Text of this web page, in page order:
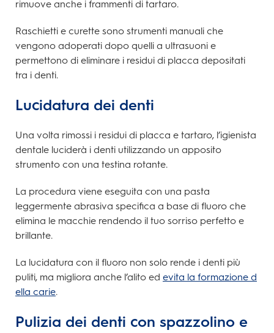
rimuove anche i frammenti di tartaro.
Raschietti e curette sono strumenti manuali che
vengono adoperati dopo quelli a ultrasuoni e
permettono di eliminare i residui di placca depositati
tra i denti.
Lucidatura dei denti
Una volta rimossi i residui di placca e tartaro, l’igienista
dentale luciderà i denti utilizzando un apposito
strumento con una testina rotante.
La procedura viene eseguita con una pasta
leggermente abrasiva specifica a base di fluoro che
elimina le macchie rendendo il tuo sorriso perfetto e
brillante.
La lucidatura con il fluoro non solo rende i denti più
puliti, ma migliora anche l’alito ed evita la formazione d
ella carie.
Pulizia dei denti con spazzolino e